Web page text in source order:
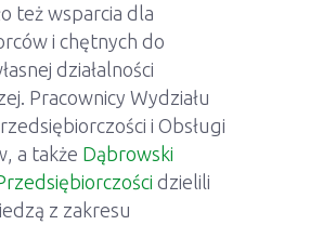
też wsparcia dla
i chętnych do
działalności
Pracownicy Wydziału
i Obsługi
a także Dąbrowski
dzielili
z zakresu